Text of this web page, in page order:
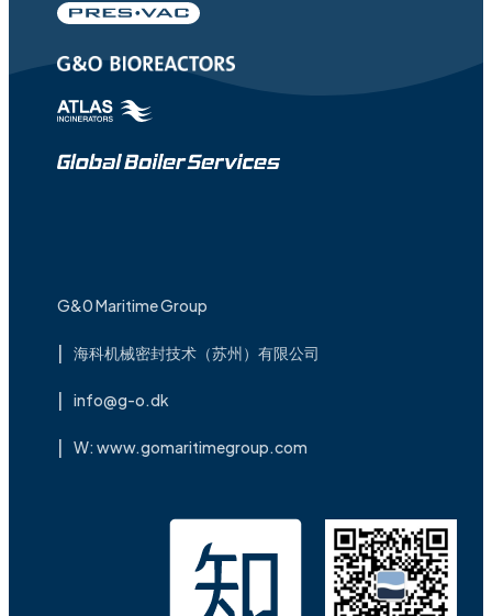
G&0 Maritime Group
海科机械密封技术（苏州）有限公司
info@g-o.dk
W: www.gomaritimegroup.com